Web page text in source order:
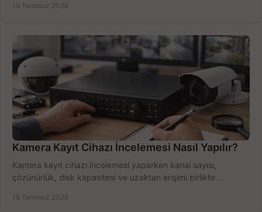
18 Temmuz 2026
Kamera Kayıt Cihazı İncelemesi Nasıl Yapılır?
Kamera kayıt cihazı incelemesi yaparken kanal sayısı,
çözünürlük, disk kapasitesi ve uzaktan erişimi birlikte
16 Temmuz 2026